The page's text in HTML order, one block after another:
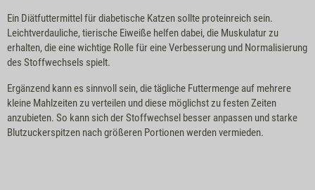
Ein Diätfuttermittel für diabetische Katzen sollte proteinreich sein.
Leichtverdauliche, tierische Eiweiße helfen dabei, die Muskulatur zu
erhalten, die eine wichtige Rolle für eine Verbesserung und Normalisierung
des Stoffwechsels spielt.
Ergänzend kann es sinnvoll sein, die tägliche Futtermenge auf mehrere
kleine Mahlzeiten zu verteilen und diese möglichst zu festen Zeiten
anzubieten. So kann sich der Stoffwechsel besser anpassen und starke
Blutzuckerspitzen nach größeren Portionen werden vermieden.